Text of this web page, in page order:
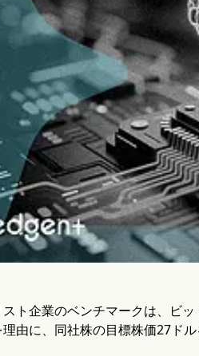
スト企業のベンチマークは、ビ
理由に、同社株の目標株価27ドル